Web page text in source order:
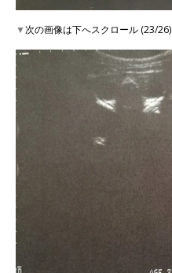
▼次の画像は下へスクロール (23/26)